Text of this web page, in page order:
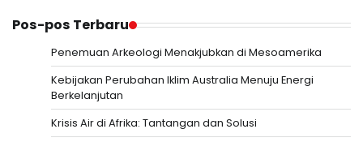
Pos-pos Terbaru
Penemuan Arkeologi Menakjubkan di Mesoamerika
Kebijakan Perubahan Iklim Australia Menuju Energi
Berkelanjutan
Krisis Air di Afrika: Tantangan dan Solusi